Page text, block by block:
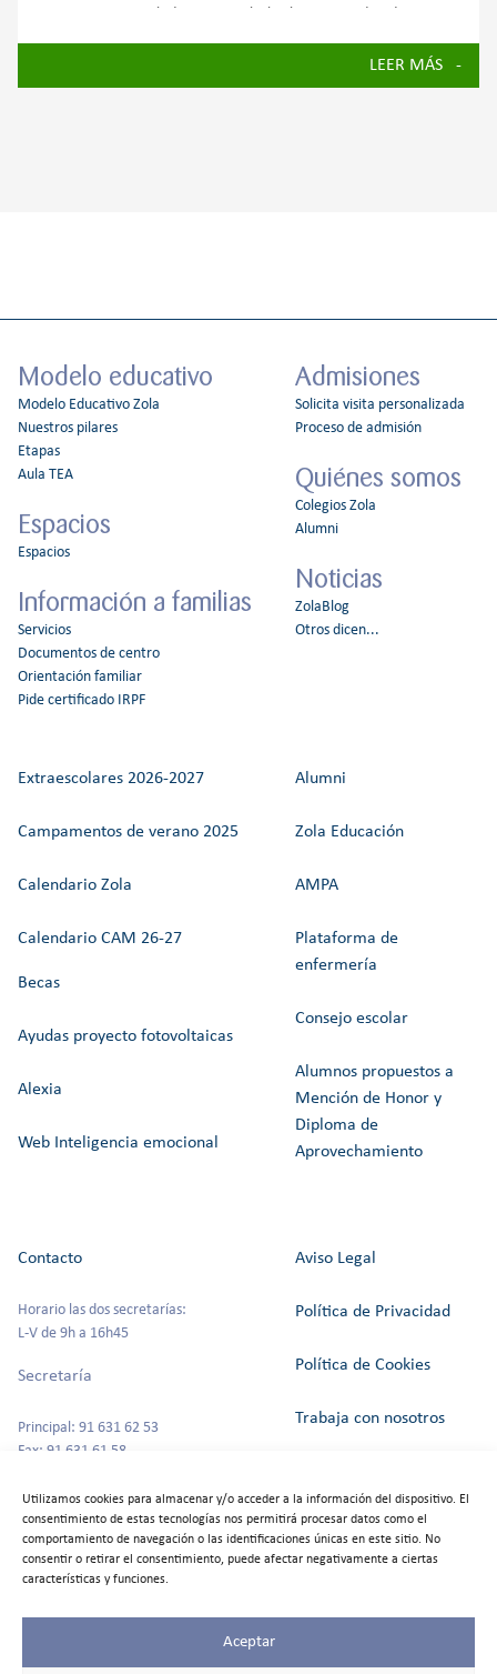
Utilizamos cookies para almacenar y/o acceder a la información del dispositivo. El
consentimiento de estas tecnologías nos permitirá procesar datos como el
comportamiento de navegación o las identificaciones únicas en este sitio. No
consentir o retirar el consentimiento, puede afectar negativamente a ciertas
características y funciones.
Aceptar
importancia de cuidar nuestro planeta y avanzar hacia un
LEER MÁS
Modelo educativo
Modelo Educativo Zola
Nuestros pilares
Etapas
Aula TEA
Espacios
Espacios
Información a familias
Servicios
Documentos de centro
Orientación familiar
Pide certificado IRPF
Admisiones
Solicita visita personalizada
Proceso de admisión
Quiénes somos
Colegios Zola
Alumni
Noticias
ZolaBlog
Otros dicen...
Extraescolares 2026-2027
Campamentos de verano 2025
Calendario Zola
Calendario CAM 26-27
Becas
Ayudas proyecto fotovoltaicas
Alexia
Web Inteligencia emocional
Alumni
Zola Educación
AMPA
Plataforma de
enfermería
Consejo escolar
Alumnos propuestos a
Mención de Honor y
Diploma de
Aprovechamiento
Contacto
Horario las dos secretarías:
L-V de 9h a 16h45
Secretaría
Principal: 91 631 62 53
Fax: 91 631 61 58
Escuela Infantil
Aviso Legal
Política de Privacidad
Política de Cookies
Trabaja con nosotros
Alquiler de espacios